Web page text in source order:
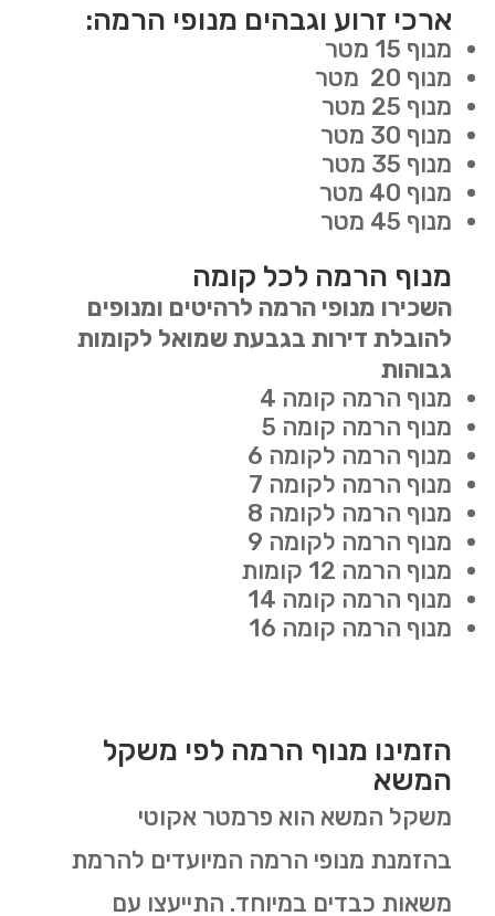
ארכי זרוע וגבהים מנופי הרמה:
מנוף 15 מטר
מנוף 20 מטר
מנוף 25 מטר
מנוף 30 מטר
מנוף 35 מטר
מנוף 40 מטר
מנוף 45 מטר
מנוף הרמה לכל קומה
השכירו מנופי הרמה לרהיטים ומנופים
להובלת דירות בגבעת שמואל לקומות
גבוהות
מנוף הרמה קומה 4
מנוף הרמה קומה 5
מנוף הרמה לקומה 6
מנוף הרמה לקומה 7
מנוף הרמה לקומה 8
מנוף הרמה לקומה 9
מנוף הרמה 12 קומות
מנוף הרמה קומה 14
מנוף הרמה קומה 16
הזמינו מנוף הרמה לפי משקל
המשא
משקל המשא הוא פרמטר אקוטי
בהזמנת מנופי הרמה המיועדים להרמת
משאות כבדים במיוחד. התייעצו עם